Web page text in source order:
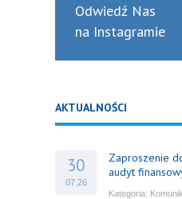
Odwiedź Nas
na Instagramie
AKTUALNOŚCI
30
07.26
Zaproszenie
audyt
Kategoria: